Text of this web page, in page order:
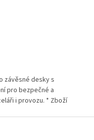
závěsné desky s
pro bezpečné a
i provozu. * Zboží